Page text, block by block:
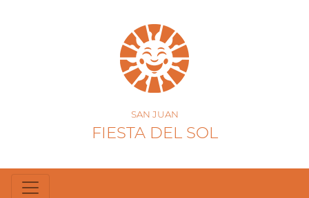
SAN JUAN
FIESTA DEL SOL